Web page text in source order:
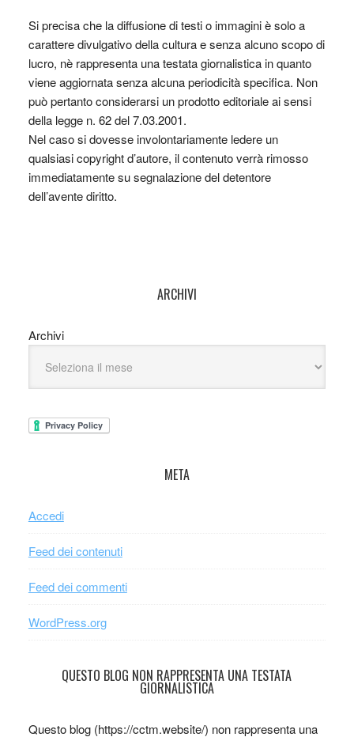
Si precisa che la diffusione di testi o immagini è solo a
carattere divulgativo della cultura e senza alcuno scopo di
lucro, nè rappresenta una testata giornalistica in quanto
viene aggiornata senza alcuna periodicità specifica. Non
può pertanto considerarsi un prodotto editoriale ai sensi
della legge n. 62 del 7.03.2001.
Nel caso si dovesse involontariamente ledere un
qualsiasi copyright d’autore, il contenuto verrà rimosso
immediatamente su segnalazione del detentore
dell’avente diritto.
ARCHIVI
Archivi
META
Accedi
Feed dei contenuti
Feed dei commenti
WordPress.org
QUESTO BLOG NON RAPPRESENTA UNA TESTATA
GIORNALISTICA
Questo blog (https://cctm.website/) non rappresenta una